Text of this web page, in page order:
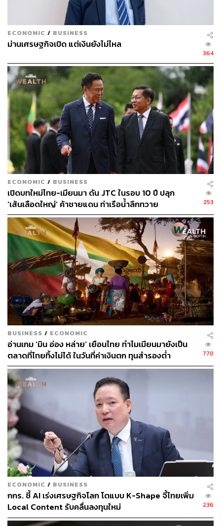
การเติบโตที่โดดเด่นอย่างหนึ่งคือเสื้อผ้าและเครื่องแต่งกาย
แม้จะเป็นอุตสาหกรรมที่ค่อนข้างเล็ก แต่ก็มีเม็ดเงินโฆษณา
เพิ่มขึ้นอย่างน่าสังเกตถึง 83% คิดเป็นมูลค่า 322 ล้านบาท สิ่ง
นี้ชี้ให้เห็นถึงการผลักดันที่แข็งแกร่งและอาจประสบความ
สำเร็จในการจับส่วนแบ่งการตลาดและความสนใจของลูกค้า
ในอุตสาหกรรมนี้ให้มากขึ้น
อย่างไรก็ตาม ไม่ใช่ทุกอุตสาหกรรมที่เพิ่มเม็ดเงินโฆษณา ใน
ขณะที่อุตสาหกรรมผลิตภัณฑ์เพื่อความงามและผลิตภัณฑ์
ดูแลร่างกายยังคงรักษาตำแหน่งในฐานะผู้ใช้จ่ายรายใหญ่
แต่ก็มีการใช้จ่ายด้านโฆษณาเพิ่มขึ้นเพียง 3% เท่านั้น คิดเป็น
เงินเพิ่มอีก 246 ล้านบาท
ในทางกลับกัน อุตสาหกรรมอาหารและเครื่องดื่มที่มีการใช้
จ่ายสูงสุดกลับลดเม็ดเงินโฆษณาลงอย่างมากถึง 1,320 ล้าน
บาท หรือลดลงราว 13% เมื่อเทียบกับปีก่อนหน้า
สามารถติดตาม THE STANDARD WEALTH
ผ่านแอปพลิเคชันต่างๆ ที่คุณสะดวกหรือใช้งานอยู่แล้วได้เลย
เศรษฐกิจไทย Nielsen
รายได้โฆษณา
ธุรกิจโฆษณา
ABOUT THE AUTHOR
THE STANDARD WEALTH
สำนักข่าวเศรษฐกิจ ธุรกิจ และการลงทุน โดย
ทีมข่าว THE STANDARD
ECONOMIC / BUSINESS
ม่านเศรษฐกิจเปิด แต่เงินยังไม่ไหล
364
ECONOMIC / BUSINESS
เปิดบทใหม่ไทย-เมียนมา ดัน JTC ในรอบ 10 ปี ปลุก
‘เส้นเลือดใหญ่’ ค้าชายแดน ท่าเรือน้ำลึกทวาย
253
BUSINESS / ECONOMIC
อ่านเกม ‘มิน อ่อง หล่าย’ เยือนไทย ทำไมเมียนมายังเป็น
ตลาดที่ไทยทิ้งไม่ได้ ในวันที่ค่าเงินตก ทุนสำรองต่ำ
770
ECONOMIC / BUSINESS
กกร. ชี้ AI เร่งเศรษฐกิจโลก โตแบบ K-Shape จี้ไทยเพิ่ม
Local Content รับคลื่นลงทุนใหม่
236